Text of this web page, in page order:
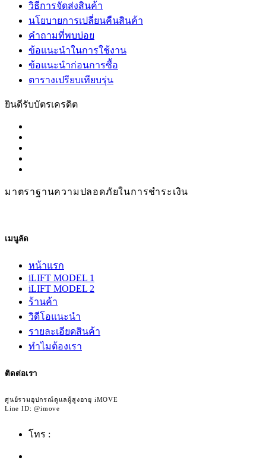
วิธีการจัดส่งสินค้า
นโยบายการเปลี่ยนคืนสินค้า
คำถามที่พบบ่อย
ข้อแนะนำในการใช้งาน
ข้อแนะนำก่อนการซื้อ
ตารางเปรียบเทียบรุ่น
ยินดีรับบัตรเครดิต
มาตราฐานความปลอดภัยในการชำระเงิน
เมนูลัด
หน้าแรก
iLIFT MODEL 1
iLIFT MODEL 2
ร้านค้า
วิดีโอแนะนำ
รายละเอียดสินค้า
ทำไมต้องเรา
ติดต่อเรา
ศูนย์รวมอุปกรณ์ดูแลผู้สูงอายุ iMOVE
Line ID: @imove
โทร :